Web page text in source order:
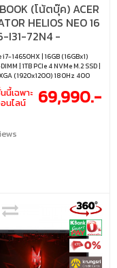
(โน้ตบุ๊ค) ACER
HELIOS NEO 16
I31-72N4 -
BLACK
14650HX | 16GB (16GBx1)
| 1TB PCIe 4 NVMe M.2 SSD |
(1920x1200) 180Hz 400
sRGB | Nvidia GeForce RTX
GDDR7 | Windows 11 Home
นี้เฉพาะ
นไลน์ 69,990.-